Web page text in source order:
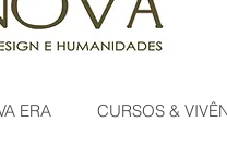
ERA CURSOS &